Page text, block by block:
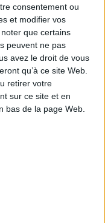
consentement ou
et modifier vos
noter que certains
peuvent ne pas
avez le droit de vous
qu’à ce site Web.
retirer votre
sur ce site et en
bas de la page Web.
ou non, qu’ils
ou en
tiendra très